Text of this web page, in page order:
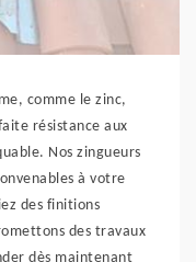
comme le zinc,
résistance aux
Nos zingueurs
à votre
des finitions
des travaux
dès maintenant